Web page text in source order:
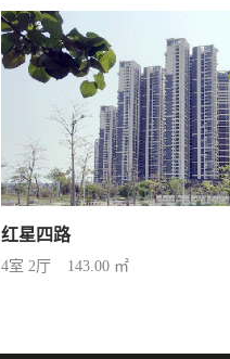
红星四路
4室 2厅 143.00 ㎡